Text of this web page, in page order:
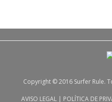
Copyright © 2016 Surfer Rule.
AVISO LEGAL| POLÍTICA DE